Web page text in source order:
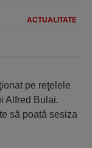
ACTUALITATE
pe reţelele
Alfred Bulai.
să poată sesiza